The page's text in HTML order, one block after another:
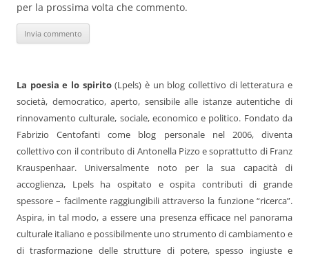
per la prossima volta che commento.
La poesia e lo spirito(Lpels) è un blog collettivo di letteratura e
società, democratico, aperto, sensibile alle istanze autentiche di
rinnovamento culturale, sociale, economico e politico. Fondato da
Fabrizio Centofanti come blog personale nel 2006, diventa
collettivo con il contributo di Antonella Pizzo e soprattutto di Franz
Krauspenhaar. Universalmente noto per la sua capacità di
accoglienza, Lpels ha ospitato e ospita contributi di grande
spessore – facilmente raggiungibili attraverso la funzione “ricerca”.
Aspira, in tal modo, a essere una presenza efficace nel panorama
culturale italiano e possibilmente uno strumento di cambiamento e
di trasformazione delle strutture di potere, spesso ingiuste e